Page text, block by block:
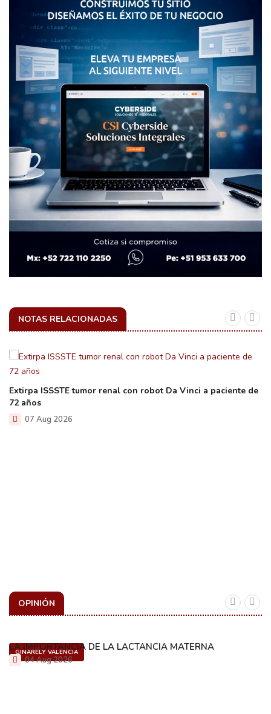
NOTAS RELACIONADAS
Extirpa ISSSTE tumor renal con robot Da Vinci a paciente de
72 años
07 Aug 2026
OPINIÓN
GINARELY VALENCIA
LA IMPORTANCIA DE LA LACTANCIA MATERNA
04 Aug 2026